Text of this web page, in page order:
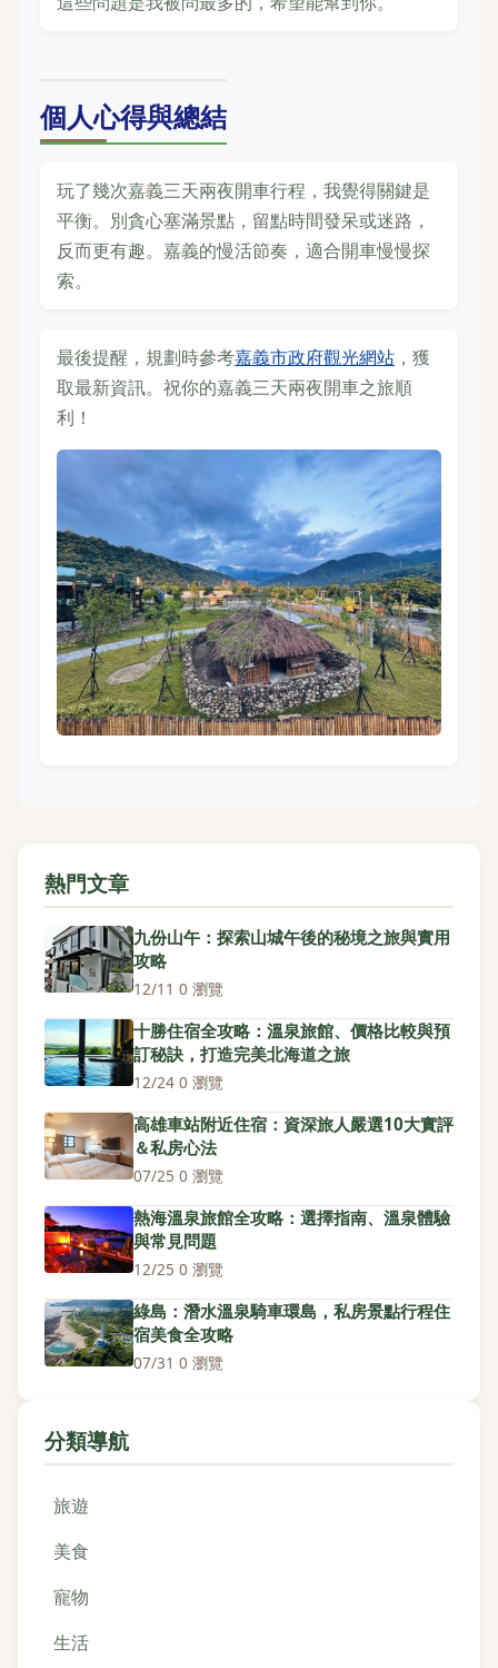
個人心得與總結
玩了幾次嘉義三天兩夜開車行程，我覺得關鍵是
平衡。別貪心塞滿景點，留點時間發呆或迷路，
反而更有趣。嘉義的慢活節奏，適合開車慢慢探
索。
最後提醒，規劃時參考嘉義市政府觀光網站 ，獲
取最新資訊。祝你的嘉義三天兩夜開車之旅順
利！
熱門文章
九份山午：探索山城午後的秘境之旅與實用
攻略
12/11 ·0 瀏覽
十勝住宿全攻略：溫泉旅館、價格比較與預
訂秘訣，打造完美北海道之旅
12/24·0 瀏覽
高雄車站附近住宿：資深旅人嚴選10大實評
＆私房心法
07/25·0 瀏覽
熱海溫泉旅館全攻略：選擇指南、溫泉體驗
與常見問題
12/25·0 瀏覽
綠島：潛水溫泉騎車環島，私房景點行程住
宿美食全攻略
07/31 ·0 瀏覽
分類導航
旅遊
美食
寵物
生活